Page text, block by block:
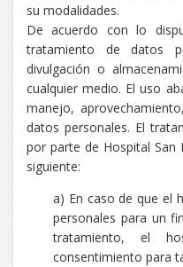
su modalidades.
De acuerdo con lo
tratamiento de datos
divulgación o
cualquier medio. El uso
manejo,
datos personales. El
por parte de Hospital San
siguiente:
a) En caso de que el
personales para un
tratamiento, el
consentimiento para